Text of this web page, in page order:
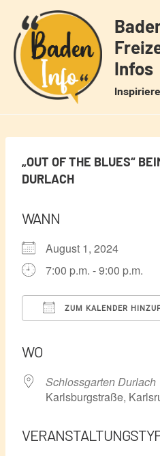
Inhalt
springen
Infos
„OUT OF THE BLUES“
DURLACH
WANN
August 1, 2024
7:00 p.m. - 9:00 p.m.
ZUM KALENDER
WO
Schlossgarten Durlach
Karlsburgstraße,